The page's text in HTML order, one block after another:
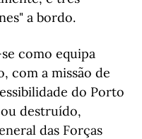
a bordo.
como equipa
com a missão de
do Porto
destruído,
das Forças